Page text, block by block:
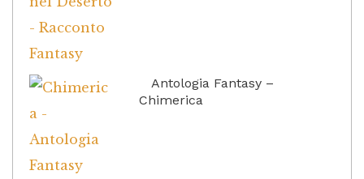
Antologia Fantasy –
Chimerica